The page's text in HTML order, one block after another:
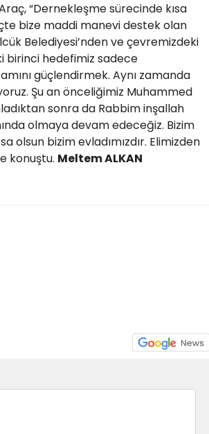
“Dernekleşme sürecinde kısa
bize maddi manevi destek olan
Belediyesi’nden ve çevremizdeki
birinci hedefimiz sadece
güçlendirmek. Aynı zamanda
Şu an önceliğimiz Muhammed
sonra da Rabbim inşallah
olmaya devam edeceğiz. Bizim
olsun bizim evladımızdır. Elimizden
konuştu. Meltem ALKAN